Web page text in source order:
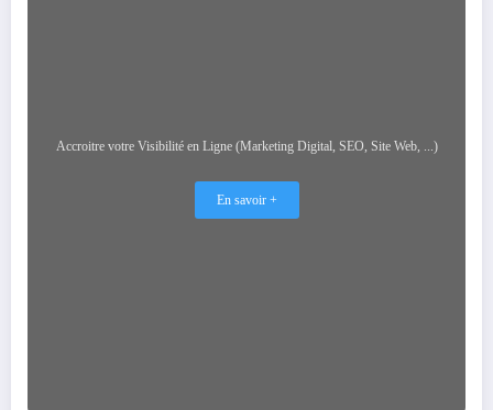
Accroitre votre Visibilité en Ligne (Marketing Digital, SEO, Site Web, ...)
En savoir +